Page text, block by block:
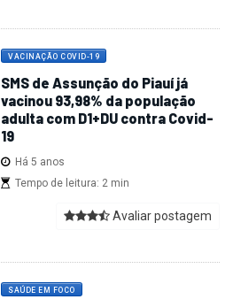
VACINAÇÃO COVID-19
SMS de Assunção do Piauí já
vacinou 93,98% da população
adulta com D1+DU contra Covid-
19
Há 5 anos
Tempo de leitura: 2 min
Avaliar postagem
SAÚDE EM FOCO